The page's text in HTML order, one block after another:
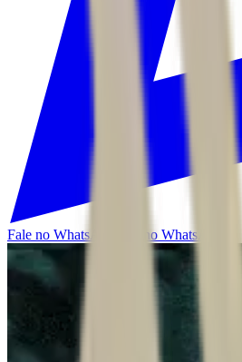
Fale no WhatsApp Fale no WhatsApp